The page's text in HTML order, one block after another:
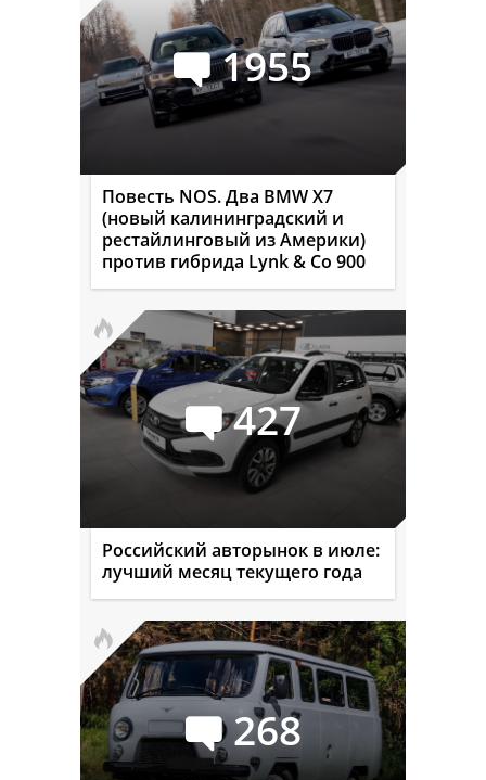
1955
Повесть NOS. Два BMW X7
(новый калининградский и
рестайлинговый из Америки)
против гибрида Lynk & Co 900
427
Российский авторынок в июле:
лучший месяц текущего года
268